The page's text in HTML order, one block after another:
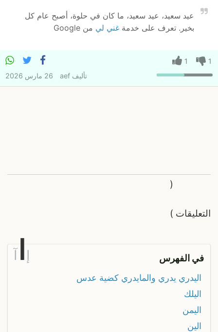
عيد سعيد، عيد سعيد، ما كان في حلوة، أصبح عام كل
بخير. تعرف على خدمة غني لي من Google
1
1
تأليفaef 26 مارس 2026
التعليقات
(
)
في الفهرس إ آ
اليدري يدري والمايدري كضية عدس
اليلك
اليمن
الين